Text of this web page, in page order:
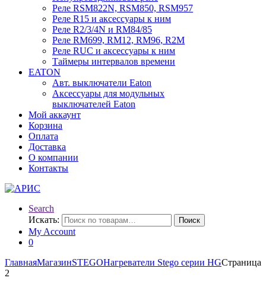
Реле RSM822N, RSM850, RSM957
Реле R15 и аксессуары к ним
Реле R2/3/4N и RM84/85
Реле RM699, RM12, RM96, R2M
Реле RUC и аксессуары к ним
Таймеры интервалов времени
EATON
Авт. выключатели Eaton
Аксессуары для модульных
выключателей Eaton
Мой аккаунт
Корзина
Оплата
Доставка
О компании
Контакты
Search
Искать:
Поиск
My Account
0
ГлавнаяМагазинSTEGOНагреватели Stego серии HGСтраница
2